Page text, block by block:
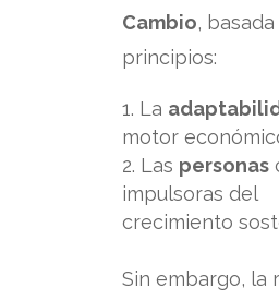
Cambio,
principios:
La
motor
Las personas
impulsoras del
crecimiento
Sin embargo, la